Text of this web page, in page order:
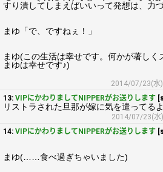
すり潰してしまえばいいって発想は、力
まゆ「で、ですねぇ！」
まゆ(この生活は幸せです。何かが著しく
まゆは幸せです♪)
2014/07/23(水
13: VIPにかわりましてNIPPERがお送りします
リストラされた旦那が嫁に気を遣ってる
2014/07/23(水
14: VIPにかわりましてNIPPERがお送りします
まゆ(……食べ過ぎちゃいました)